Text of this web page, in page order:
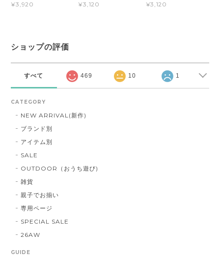
¥3,920
¥3,120
¥3,120
ショップの評価
すべて 469 10 1
CATEGORY
NEW ARRIVAL(新作)
ブランド別
アイテム別
SALE
OUTDOOR（おうち遊び)
雑貨
親子でお揃い
専用ページ
SPECIAL SALE
26AW
GUIDE